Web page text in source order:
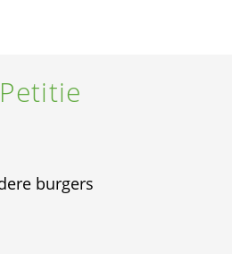
Petitie
burgers